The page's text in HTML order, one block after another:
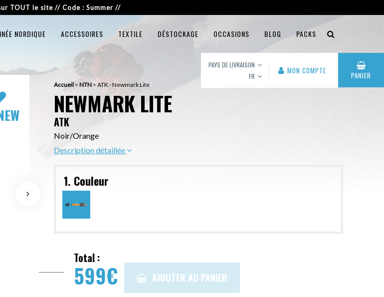
TOUT le site // Code : Summer //
NORDIQUE ACCESSOIRES TEXTILE DÉSTOCKAGE OCCASIONS BLOG PACKS
PAYS DE LIVRAISON
FR
MON COMPTE PANIER
Accueil > NTN > ATK - Newmark Lite
NEWMARK LITE
ATK
Noir/Orange
Description détaillée
1. Couleur
Total :
599€ AJOUTER AU PANIER